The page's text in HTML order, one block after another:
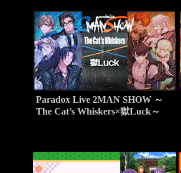
Paradox Live 2MAN SHOW ～
The Cat’s Whiskers×獄Luck～